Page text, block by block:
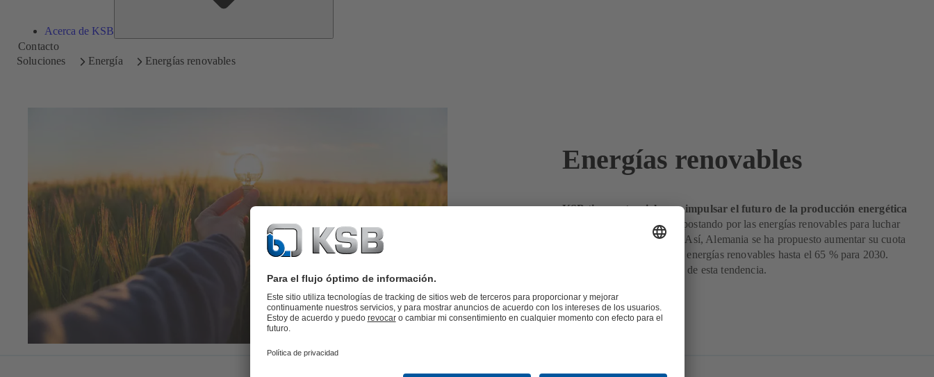
Acerca de KSB
Contacto
Soluciones
Energía Energías renovables
Energías renovables
KSB tiene potencial para impulsar el futuro de la producción energética
En todo el mundo se está apostando por las energías renovables para luchar
contra el cambio climático. Así, Alemania se ha propuesto aumentar su cuota
de generación eléctrica con energías renovables hasta el 65 % para 2030.
KSB es uno de los motores de esta tendencia.